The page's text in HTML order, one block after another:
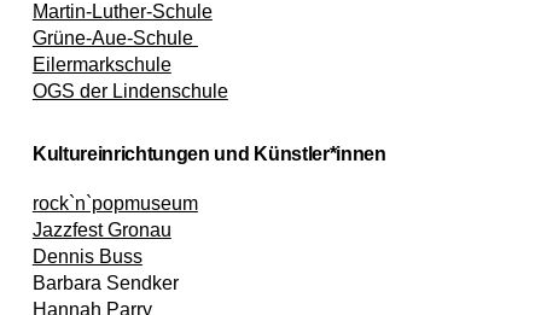
Martin-Luther-Schule
Grüne-Aue-Schule
Eilermarkschule
OGS der Lindenschule
Kultureinrichtungen und Künstler*innen
rock`n`popmuseum
Jazzfest Gronau
Dennis Buss
Barbara Sendker
Hannah Parry